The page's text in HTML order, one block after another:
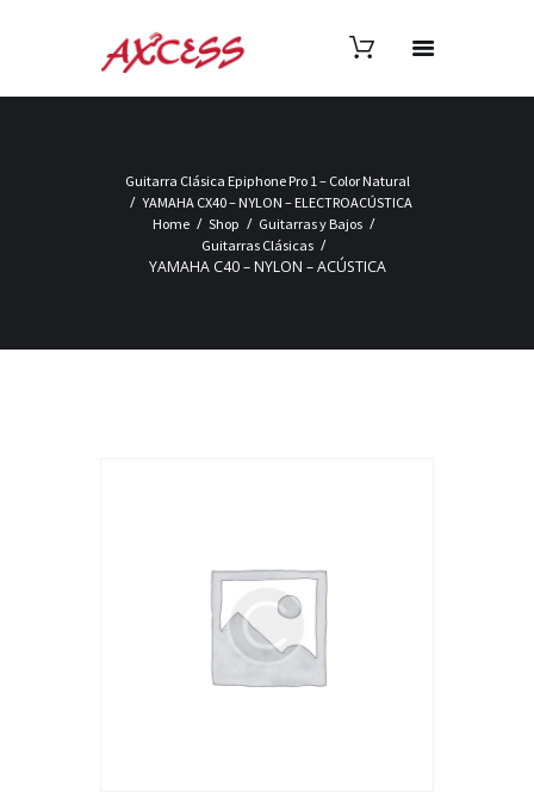
Guitarra Clásica Epiphone Pro 1 – Color Natural
YAMAHA CX40 – NYLON – ELECTROACÚSTICA
Home
Shop
Guitarras y Bajos
Guitarras Clásicas
YAMAHA C40 – NYLON – ACÚSTICA